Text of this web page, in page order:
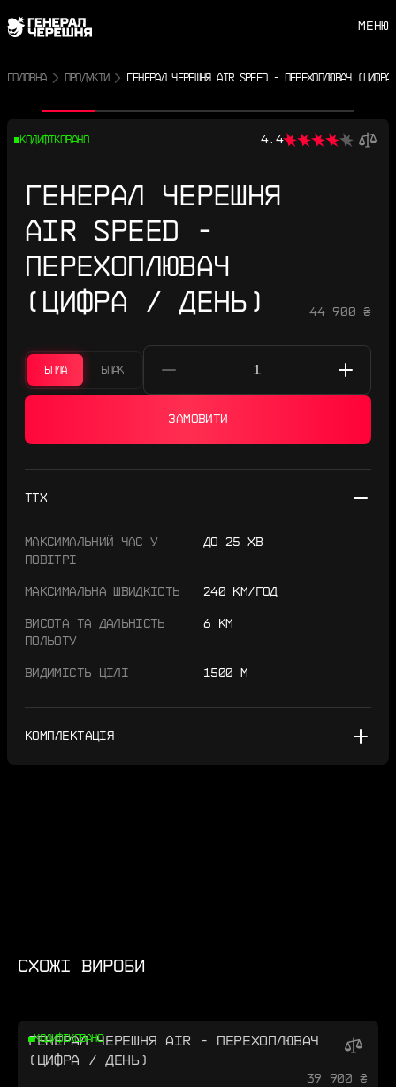
МЕНЮ
ГОЛОВНА ПРОДУКТИ ГЕНЕРАЛ ЧЕРЕШНЯ AIR SPEED - ПЕРЕХОПЛЮВАЧ
КОДИФІКОВАНО 4.4
ГЕНЕРАЛ ЧЕРЕШНЯ
AIR SPEED -
ПЕРЕХОПЛЮВАЧ
(ЦИФРА / ДЕНЬ)
44 900 ₴
ТТХ
МАКСИМАЛЬНИЙ ЧАС У
ПОВІТРІ
ДО 25 ХВ
МАКСИМАЛЬНА ШВИДКІСТЬ 240 КМ/ГОД
ВИСОТА ТА ДАЛЬНІСТЬ
ПОЛЬОТУ
6 КМ
ВИДИМІСТЬ ЦІЛІ 1500 М
КОМПЛЕКТАЦІЯ
БПЛА БПАК
ЗАМОВИТИ
Попереднє фото
Наступне фото
СХОЖІ ВИРОБИ
ГЕНЕРАЛ ЧЕРЕШНЯ AIR - ПЕРЕХОПЛЮВАЧ
(ЦИФРА / ДЕНЬ)
39 900 ₴
КОДИФІКОВАНО